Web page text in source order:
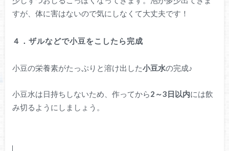
すが、体に害はないので気にしなくて大丈夫です！
４．ザルなどで小豆をこしたら完成
小豆の栄養素がたっぷりと溶け出した小豆水の完成♪
小豆水は日持ちしないため、作ってから2～3日以内には飲
み切るようにしましょう。